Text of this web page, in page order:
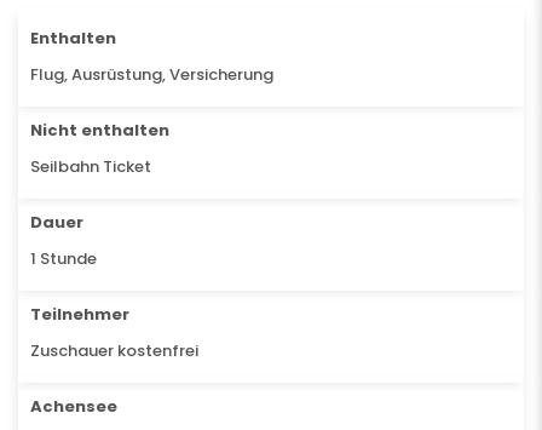
Enthalten
Flug, Ausrüstung, Versicherung
Nicht enthalten
Seilbahn Ticket
Dauer
1 Stunde
Teilnehmer
Zuschauer kostenfrei
Achensee